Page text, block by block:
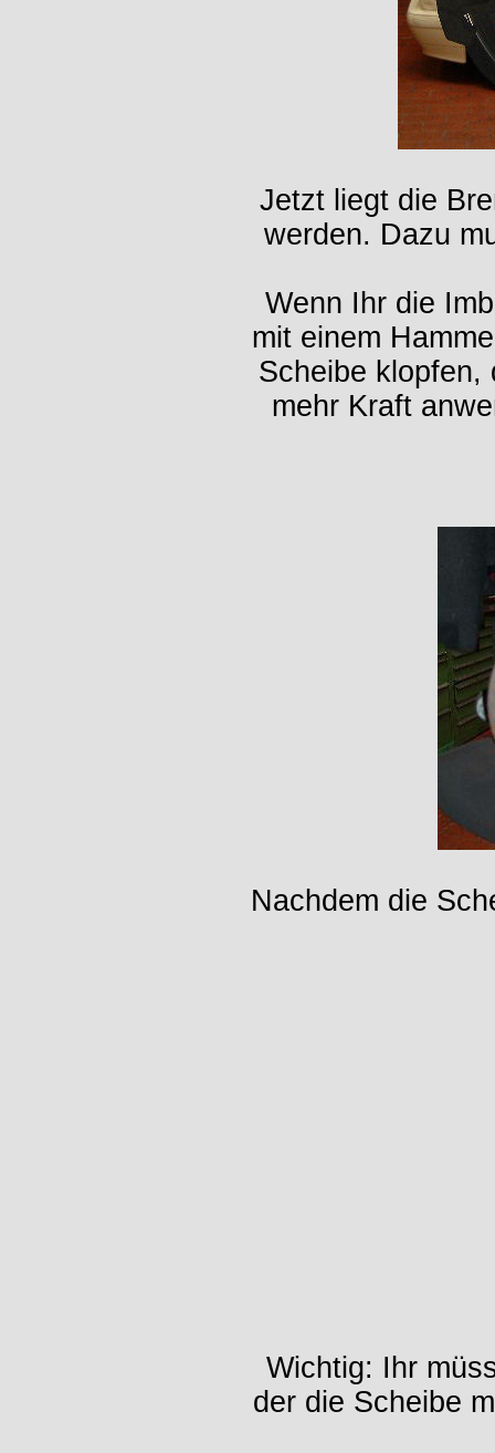
Jetzt liegt die
werden. Dazu
Wenn Ihr die
mit einem
Scheibe klopfen,
mehr Kraft
Nachdem die
Wichtig: Ihr
der die Scheibe